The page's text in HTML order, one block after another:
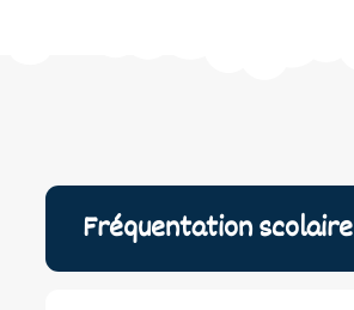
Fréquentation scolaire